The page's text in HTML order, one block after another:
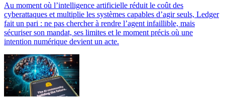
Au moment où l’intelligence artificielle réduit le coût des
cyberattaques et multiplie les systèmes capables d’agir seuls, Ledger
fait un pari : ne pas chercher à rendre l’agent infaillible, mais
sécuriser son mandat, ses limites et le moment précis où une
intention numérique devient un acte.